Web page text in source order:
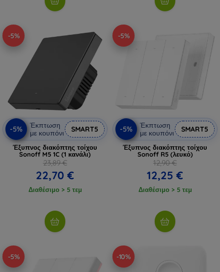
-5%
-5%
Έκπτωση
με κουπόνι
SMART5
Έξυπνος διακόπτης τοίχου
Sonoff M5 1C (1 κανάλι)
23,89 €
22,70 €
Διαθέσιμο > 5 τεμ
-5%
-5%
Έκπτωση
με κουπόνι
SMART5
Έξυπνος διακόπτης τοίχου
Sonoff R5 (λευκό)
12,90 €
12,25 €
Διαθέσιμο > 5 τεμ
-5% -10%